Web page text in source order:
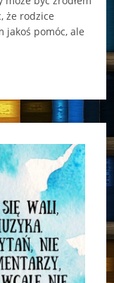
że rodzice
jakoś pomóc, ale